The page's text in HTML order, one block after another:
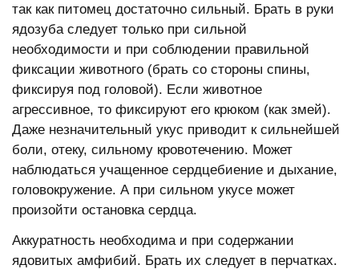
так как питомец достаточно сильный. Брать в руки
ядозуба следует только при сильной
необходимости и при соблюдении правильной
фиксации животного (брать со стороны спины,
фиксируя под головой). Если животное
агрессивное, то фиксируют его крюком (как змей).
Даже незначительный укус приводит к сильнейшей
боли, отеку, сильному кровотечению. Может
наблюдаться учащенное сердцебиение и дыхание,
головокружение. А при сильном укусе может
произойти остановка сердца.
Аккуратность необходима и при содержании
ядовитых амфибий. Брать их следует в перчатках.